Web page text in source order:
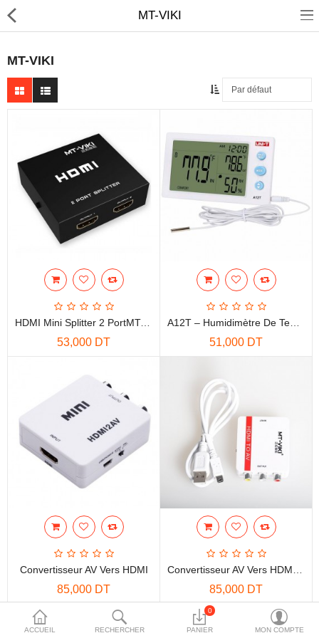
Téléphonie IP
Sonorisation
Régulateur de tension
Monophase
Instrument de mesure
Informatique
More Categories
Liste de souhaits
Devise
ACCUEIL RECHERCHER
0
PANIER MON COMPTE
MT-VIKI
MT-VIKI
HDMI Mini Splitter 2 PortMT-SP102M
53,000 DT 51,000 DT
Convertisseur AV Vers HDMI
85,000 DT 85,000 DT